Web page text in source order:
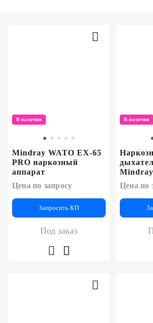
В наличии
Mindray WATO EX-65
PRO наркозный
аппарат
Цена по запросу
Запросить КП
Под заказ
В наличии
Цена по